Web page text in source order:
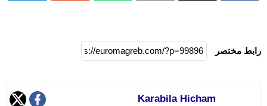
رابط مختصر
Karabila Hicham